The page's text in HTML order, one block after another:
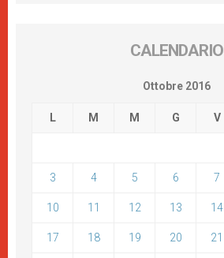
CALENDARIO
Ottobre 2016
L M M G V
3 4 5 6 7
10 11 12 13 14
17 18 19 20 21